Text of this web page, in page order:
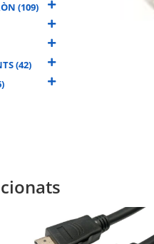
(109)
(42)